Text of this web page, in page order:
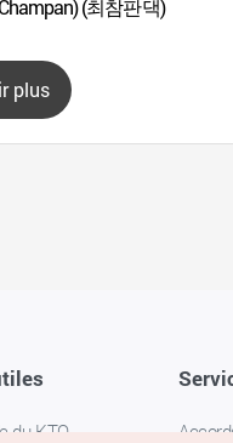
Champan) (최참판댁)
plus
du KTO